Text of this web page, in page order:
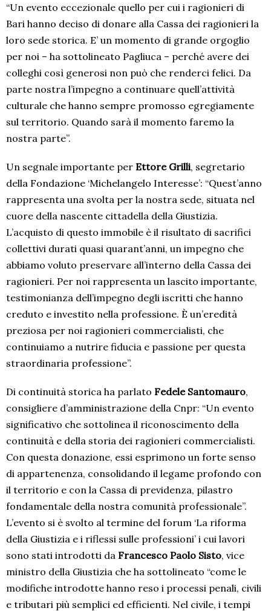
“Un evento eccezionale quello per cui i ragionieri di
Bari hanno deciso di donare alla Cassa dei ragionieri la
loro sede storica. E’ un momento di grande orgoglio
per noi – ha sottolineato Pagliuca – perché avere dei
colleghi così generosi non può che renderci felici. Da
parte nostra l’impegno a continuare quell’attività
culturale che hanno sempre promosso egregiamente
sul territorio. Quando sarà il momento faremo la
nostra parte”.
Un segnale importante per Ettore Grilli, segretario
della Fondazione ‘Michelangelo Interesse’: “Quest’anno
rappresenta una svolta per la nostra sede, situata nel
cuore della nascente cittadella della Giustizia.
L’acquisto di questo immobile è il risultato di sacrifici
collettivi durati quasi quarant’anni, un impegno che
abbiamo voluto preservare all’interno della Cassa dei
ragionieri. Per noi rappresenta un lascito importante,
testimonianza dell’impegno degli iscritti che hanno
creduto e investito nella professione. È un’eredità
preziosa per noi ragionieri commercialisti, che
continuiamo a nutrire fiducia e passione per questa
straordinaria professione”.
Di continuità storica ha parlato Fedele Santomauro,
consigliere d’amministrazione della Cnpr: “Un evento
significativo che sottolinea il riconoscimento della
continuità e della storia dei ragionieri commercialisti.
Con questa donazione, essi esprimono un forte senso
di appartenenza, consolidando il legame profondo con
il territorio e con la Cassa di previdenza, pilastro
fondamentale della nostra comunità professionale”.
L’evento si è svolto al termine del forum ‘La riforma
della Giustizia e i riflessi sulle professioni’ i cui lavori
sono stati introdotti da Francesco Paolo Sisto, vice
ministro della Giustizia che ha sottolineato “come le
modifiche introdotte hanno reso i processi penali, civili
e tributari più semplici ed efficienti. Nel civile, i tempi